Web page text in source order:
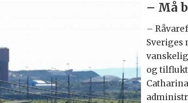
– Må
–
Sveriges
og